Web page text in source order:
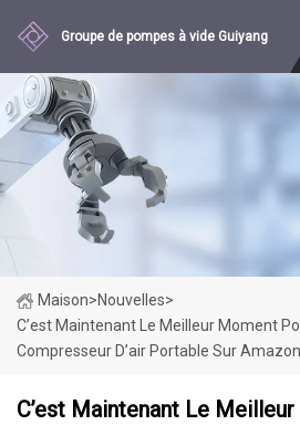
Groupe de pompes à vide Guiyang
Maison>Nouvelles>
C’est Maintenant Le Meilleur Moment
Compresseur D’air Portable Sur Amazon
C’est Maintenant Le